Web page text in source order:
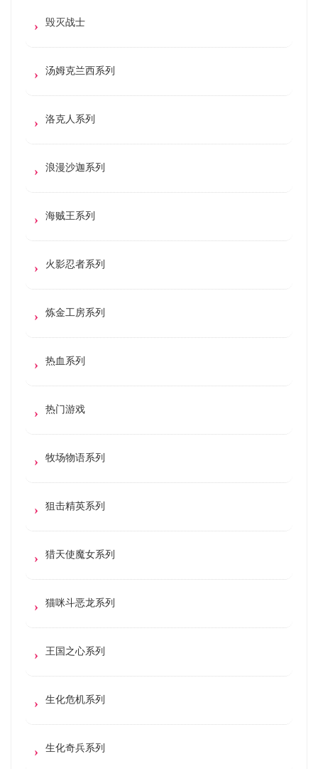
毁灭战士
汤姆克兰西系列
洛克人系列
浪漫沙迦系列
海贼王系列
火影忍者系列
炼金工房系列
热血系列
热门游戏
牧场物语系列
狙击精英系列
猎天使魔女系列
猫咪斗恶龙系列
王国之心系列
生化危机系列
生化奇兵系列